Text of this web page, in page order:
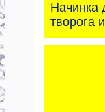
Начинка
творога